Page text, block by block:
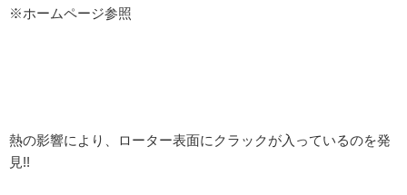
※ホームページ参照
熱の影響により、ローター表面にクラックが入っているのを発
見!!